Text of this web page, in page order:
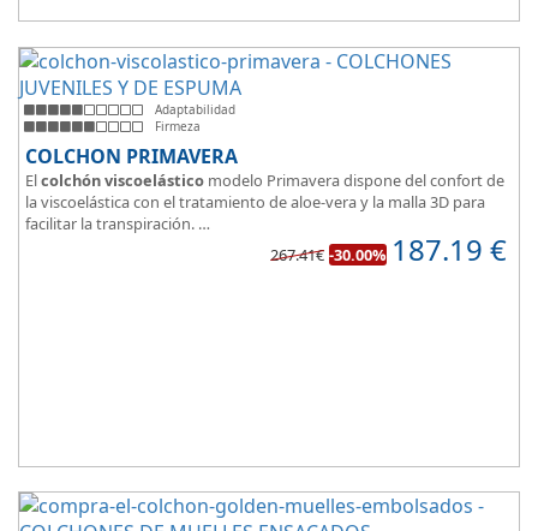
Adaptabilidad
Firmeza
COLCHON PRIMAVERA
Elcolchón viscoelástico modelo Primavera dispone del confort de
la viscoelástica con el tratamiento de aloe-vera y la malla 3D para
facilitar la transpiración.
Según medida del colchón estamos hablando tanto de un colchón
267.41€ -30.00% 187.19 €